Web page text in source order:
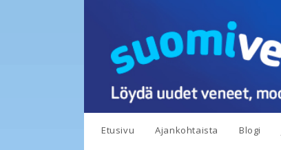
Etusivu Ajankohtaista Blogi